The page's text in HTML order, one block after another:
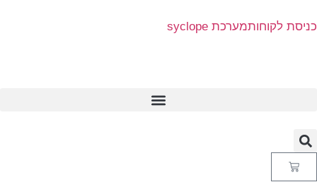
כניסת לקוחותמערכת syclope